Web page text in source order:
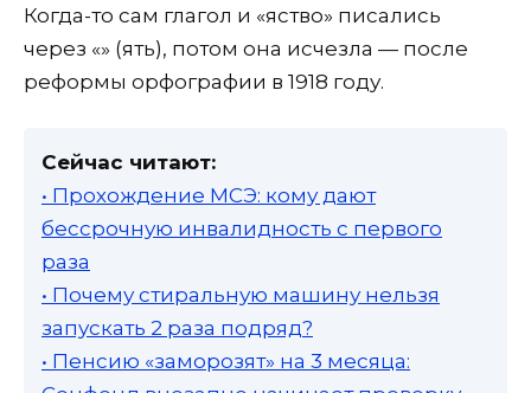
Когда-то сам глагол и «яство» писались
через «Ѣ» (ять), потом она исчезла — после
реформы орфографии в 1918 году.
Сейчас читают:
• Прохождение МСЭ: кому дают
бессрочную инвалидность с первого
раза
• Почему стиральную машину нельзя
запускать 2 раза подряд?
• Пенсию «заморозят» на 3 месяца: